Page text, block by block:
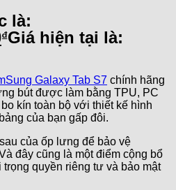
là:
₫Giá hiện tại là:
Galaxy Tab S7 chính hãng
bút được làm bằng TPU, PC
kín toàn bộ với thiết kế hình
của bạn gấp đôi.
của ốp lưng để bảo vệ
đây cũng là một điểm cộng bổ
quyền riêng tư và bảo mật